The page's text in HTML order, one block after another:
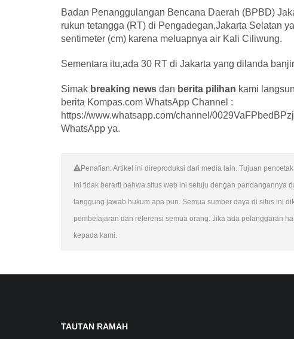
Badan Penanggulangan Bencana Daerah (BPBD)
rukun tetangga (RT) di Pengadegan,Jakarta Selatan
sentimeter (cm) karena meluapnya air Kali Ciliwung.
Sementara itu,ada 30 RT di Jakarta yang dilanda
Simak breaking news dan berita pilihan kami
berita Kompas.com WhatsApp Channel :
https://www.whatsapp.com/channel/
WhatsApp ya.
Penafian: Artikel ini direproduksi dari media lain. Tujuan
Ini tidak berarti bahwa situs web ini setuju dengan pandangannya
tanggung jawab hukum apa pun. Semua sumber daya di situs ini
pembelajaran dan referensi semua orang. Jika ada pelanggaran
kepada kami.
TAUTAN RAMAH